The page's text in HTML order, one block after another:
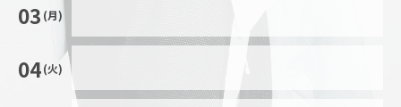
03 (月)
04(火)